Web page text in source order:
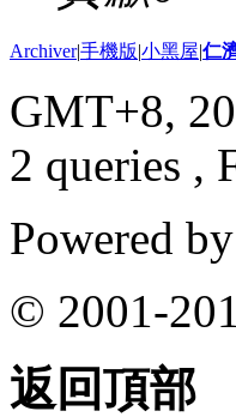
Archiver|手機版|小黑屋|仁
GMT+8,
2 queries ,
Powered by
© 2001-
返回頂部